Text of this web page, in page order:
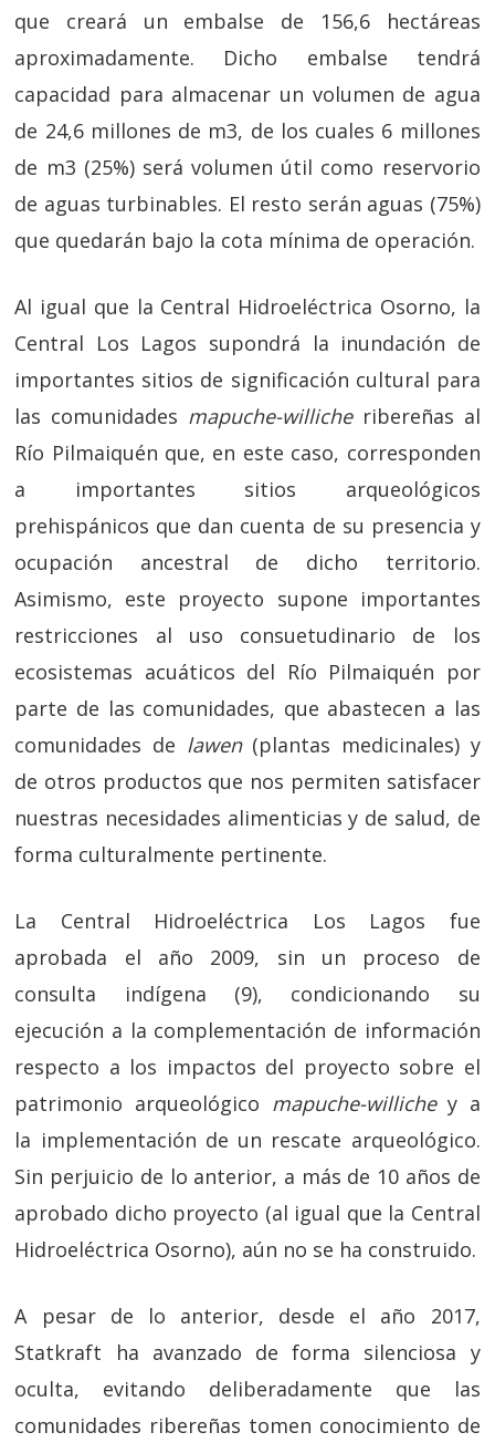
que creará un embalse de 156,6 hectáreas
aproximadamente. Dicho embalse tendrá
capacidad para almacenar un volumen de agua
de 24,6 millones de m3, de los cuales 6 millones
de m3 (25%) será volumen útil como reservorio
de aguas turbinables. El resto serán aguas (75%)
que quedarán bajo la cota mínima de operación.
Al igual que la Central Hidroeléctrica Osorno, la
Central Los Lagos supondrá la inundación de
importantes sitios de significación cultural para
las comunidades mapuche-williche ribereñas al
Río Pilmaiquén que, en este caso, corresponden
a importantes sitios arqueológicos
prehispánicos que dan cuenta de su presencia y
ocupación ancestral de dicho territorio.
Asimismo, este proyecto supone importantes
restricciones al uso consuetudinario de los
ecosistemas acuáticos del Río Pilmaiquén por
parte de las comunidades, que abastecen a las
comunidades de lawen (plantas medicinales) y
de otros productos que nos permiten satisfacer
nuestras necesidades alimenticias y de salud, de
forma culturalmente pertinente.
La Central Hidroeléctrica Los Lagos fue
aprobada el año 2009, sin un proceso de
consulta indígena (9), condicionando su
ejecución a la complementación de información
respecto a los impactos del proyecto sobre el
patrimonio arqueológico mapuche-willichey a
la implementación de un rescate arqueológico.
Sin perjuicio de lo anterior, a más de 10 años de
aprobado dicho proyecto (al igual que la Central
Hidroeléctrica Osorno), aún no se ha construido.
A pesar de lo anterior, desde el año 2017,
Statkraft ha avanzado de forma silenciosa y
oculta, evitando deliberadamente que las
comunidades ribereñas tomen conocimiento de